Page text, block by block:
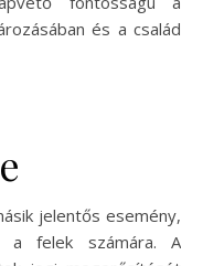
és a család
jelentős esemény,
a felek számára. A